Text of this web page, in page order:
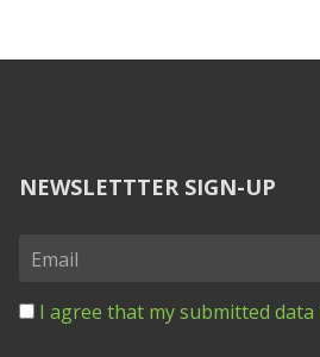
NEWSLETTTER SIGN-UP
I agree that my submitted